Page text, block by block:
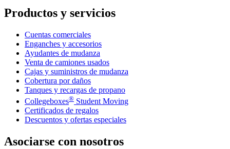
Productos y servicios
Cuentas comerciales
Enganches y accesorios
Ayudantes de mudanza
Venta de camiones usados
Cajas y suministros de mudanza
Cobertura por daños
Tanques y recargas de propano
Collegeboxes® Student Moving
Certificados de regalos
Descuentos y ofertas especiales
Asociarse con nosotros